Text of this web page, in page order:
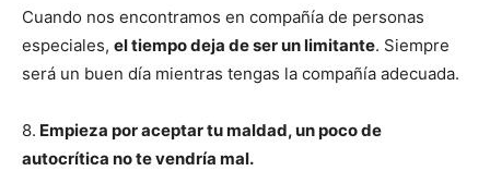
Cuando nos encontramos en compañía de personas
especiales, el tiempo deja de ser un limitante. Siempre
será un buen día mientras tengas la compañía adecuada.
8. Empieza por aceptar tu maldad, un poco de
autocrítica no te vendría mal.